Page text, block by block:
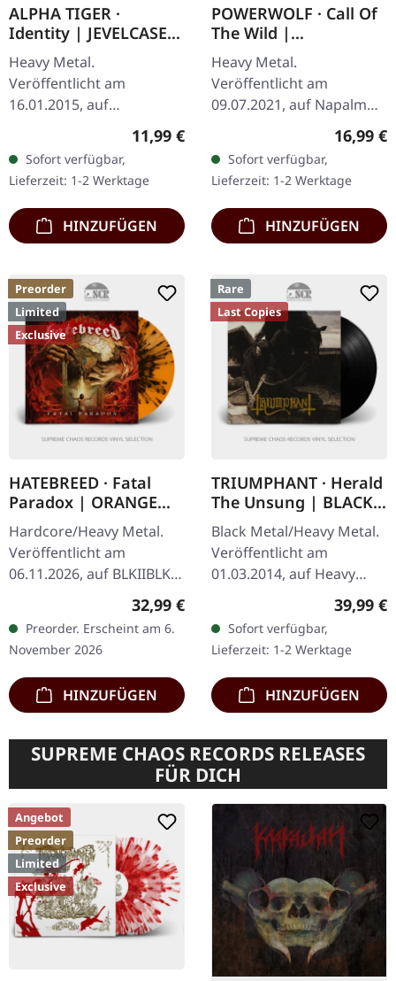
ALPHA TIGER ·
Identity | JEVELCASE
CD
Heavy Metal.
Veröffentlicht am
16.01.2015, auf
Steamhammer. CD im
Jewelcase. Alpha Tiger
melden sich mit einem
Paukenschlag zurück.
"Identity" ist…
Regulärer Preis:
11,99 €
Sofort verfügbar,
Lieferzeit: 1-2 Werktage
HINZUFÜGEN
POWERWOLF · Call Of
The Wild |
MEDIABOOK 2CD
Heavy Metal.
Veröffentlicht am
09.07.2021, auf Napalm
Records. Doppel-CD im
Mediabook mit 48 Seiten.
Die deutschen Power-
Metal-Titanen
Powerwolf…
16,99 €
Sofort verfügbar,
Lieferzeit: 1-2 Werktage
HINZUFÜGEN
Preorder
Limited
Exclusive
HATEBREED · Fatal
Paradox | ORANGE
BLACK SPLATTER LP
Hardcore/Heavy Metal.
Veröffentlicht am
06.11.2026, auf BLKIIBLK.
schwarzen Splattern im
Gatefold-Cover. Limitierte
Indie-Exklusive…
Regulärer Preis:
32,99 €
Preorder. Erscheint am 6.
November 2026
HINZUFÜGEN
Rare
Last Copies
TRIUMPHANT · Herald
The Unsung | BLACK
LP
Black Metal/Heavy Metal.
Veröffentlicht am
01.03.2014, auf Heavy
Schwarzes Vinyl. Inklusive
12-Zoll-Einleger und
einem Poster im…
39,99 €
Sofort verfügbar,
Lieferzeit: 1-2 Werktage
HINZUFÜGEN
SUPREME CHAOS RECORDS RELEASES
FÜR DICH
Angebot
Preorder
Limited
Exclusive